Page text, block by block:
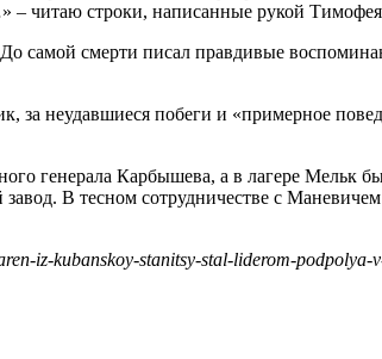
– читаю строки, написанные рукой
смерти писал правдивые
за неудавшиеся побеги и «примерное
генерала Карбышева, а в лагере Мельк
В тесном сотрудничестве с Маневичем
iz-kubanskoy-stanitsy-stal-liderom-podpolya-